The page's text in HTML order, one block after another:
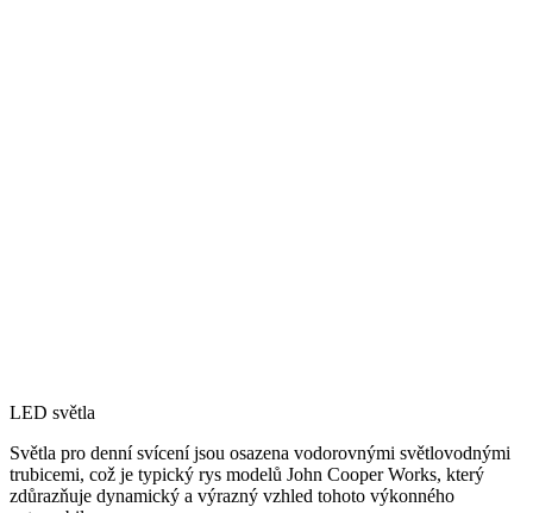
LED světla
Světla pro denní svícení jsou osazena vodorovnými světlovodnými
trubicemi, což je typický rys modelů John Cooper Works, který
zdůrazňuje dynamický a výrazný vzhled tohoto výkonného